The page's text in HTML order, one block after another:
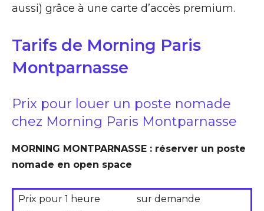
aussi) grâce à une carte d’accès premium.
Tarifs de Morning Paris
Montparnasse
Prix pour louer un poste nomade
chez Morning Paris Montparnasse
MORNING MONTPARNASSE : réserver un poste
nomade en open space
Prix pour 1 heure
sur demande